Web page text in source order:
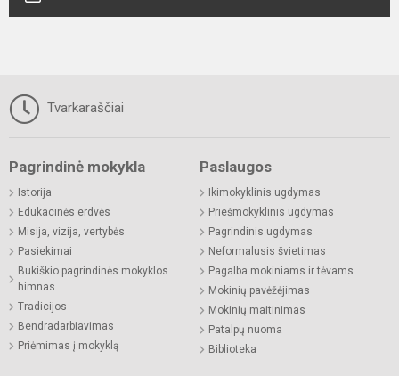
Tvarkaraščiai
Pagrindinė mokykla
Istorija
Edukacinės erdvės
Misija, vizija, vertybės
Pasiekimai
Bukiškio pagrindinės mokyklos
himnas
Tradicijos
Bendradarbiavimas
Priėmimas į mokyklą
Paslaugos
Ikimokyklinis ugdymas
Priešmokyklinis ugdymas
Pagrindinis ugdymas
Neformalusis švietimas
Pagalba mokiniams ir tėvams
Mokinių pavėžėjimas
Mokinių maitinimas
Patalpų nuoma
Biblioteka